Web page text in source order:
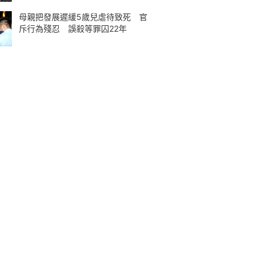
母親把發展遲緩5歲兒虐待致死 官
斥行為殘忍 誤殺等罪囚22年